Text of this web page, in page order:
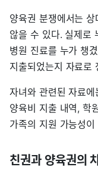
양육권 분쟁에서는
않을 수 있다. 실제로
병원 진료를 누가 챙
지출되었는지 자료로
자녀와 관련된 자료
양육비 지출 내역, 학
가족의 지원 가능성
친권과 양육권의